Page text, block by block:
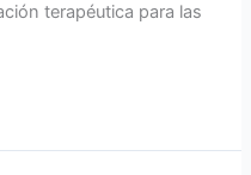
terapéutica para las